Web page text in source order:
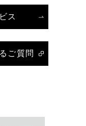
ス
ご質問